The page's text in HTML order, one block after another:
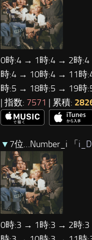
0時:4 → 1時:4 → 2時
時:4 → 10時:4 → 11
時:5 → 18時:5 → 19
| 指数: 7571 | 累積:
▼ 7位…Number_i 「
0時:3 → 1時:3 → 2時